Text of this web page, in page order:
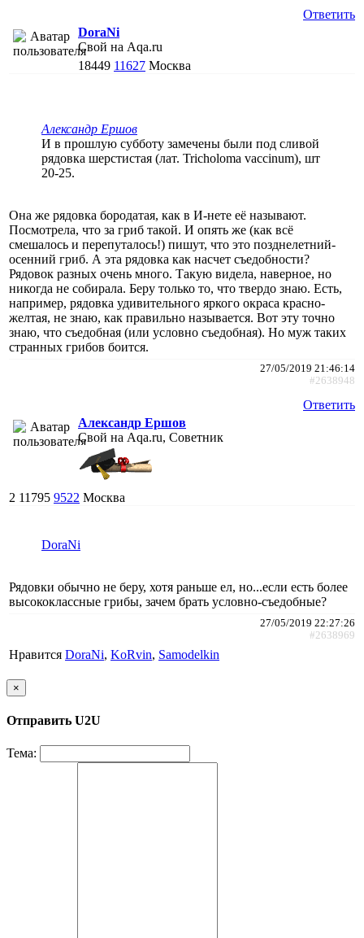
Ответить
DoraNi
Свой на Aqa.ru
18449 11627 Москва
Александр Ершов
И в прошлую субботу замечены были под сливой
рядовка шерстистая (лат. Tricholoma vaccinum), шт
20-25.
Она же рядовка бородатая, как в И-нете её называют.
Посмотрела, что за гриб такой. И опять же (как всё
смешалось и перепуталось!) пишут, что это позднелетний-
осенний гриб. А эта рядовка как насчет съедобности?
Рядовок разных очень много. Такую видела, наверное, но
никогда не собирала. Беру только то, что твердо знаю. Есть,
например, рядовка удивительного яркого окраса красно-
желтая, не знаю, как правильно называется. Вот эту точно
знаю, что съедобная (или условно съедобная). Но муж таких
странных грибов боится.
27/05/2019 21:46:14
#2638948
Ответить
Александр Ершов
Свой на Aqa.ru, Советник
2 11795 9522 Москва
DoraNi
Рядовки обычно не беру, хотя раньше ел, но...если есть более
высококлассные грибы, зачем брать условно-съедобные?
27/05/2019 22:27:26
#2638969
Нравится DoraNi, KoRvin, Samodelkin
×
Отправить U2U
Тема: